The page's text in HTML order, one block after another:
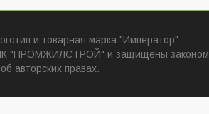
и товарная марка "Император"
"ПРОМЖИЛСТРОЙ" и защищены законом
об авторских правах.